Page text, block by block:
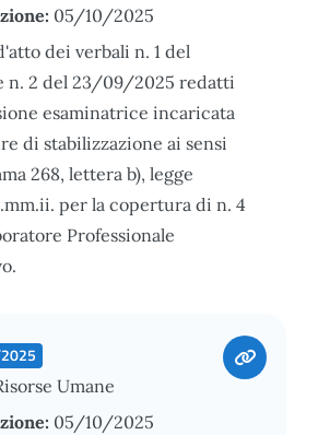
05/10/2025
dei verbali n. 1 del
n. 2 del 23/09/2025 redatti
esaminatrice incaricata
di stabilizzazione ai sensi
268, lettera b), legge
per la copertura di n. 4
Professionale
Umane
05/10/2025